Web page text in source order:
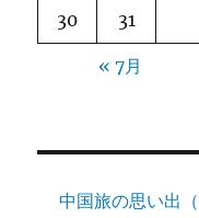
30 31
« 7月
中国旅の思い出（